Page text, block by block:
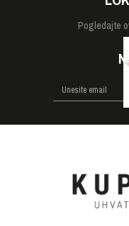
Pogledajte